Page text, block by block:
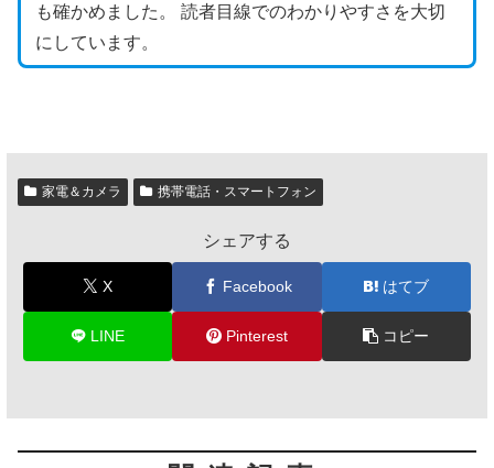
も確かめました。 読者目線でのわかりやすさを大切
にしています。
家電＆カメラ 携帯電話・スマートフォン
シェアする
X Facebook はてブ
LINE Pinterest コピー